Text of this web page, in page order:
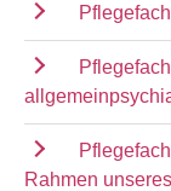
Rahmen